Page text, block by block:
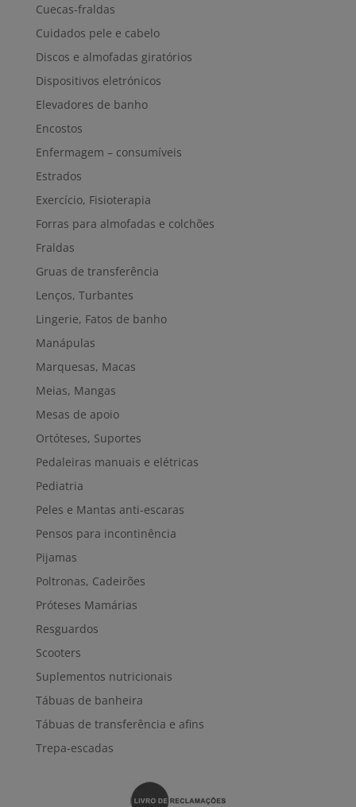
Cuecas-fraldas
Cuidados pele e cabelo
Discos e almofadas giratórios
Dispositivos eletrónicos
Elevadores de banho
Encostos
Enfermagem – consumíveis
Estrados
Exercício, Fisioterapia
Forras para almofadas e colchões
Fraldas
Gruas de transferência
Lenços, Turbantes
Lingerie, Fatos de banho
Manápulas
Marquesas, Macas
Meias, Mangas
Mesas de apoio
Ortóteses, Suportes
Pedaleiras manuais e elétricas
Pediatria
Peles e Mantas anti-escaras
Pensos para incontinência
Pijamas
Poltronas, Cadeirões
Próteses Mamárias
Resguardos
Scooters
Suplementos nutricionais
Tábuas de banheira
Tábuas de transferência e afins
Trepa-escadas